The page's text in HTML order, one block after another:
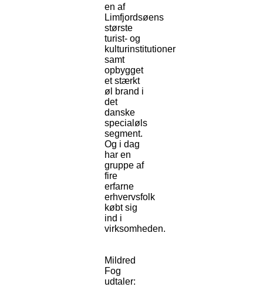
en af
Limfjordsøens
største
turist- og
kulturinstitutioner
samt
opbygget
et stærkt
øl brand i
det
danske
specialøls
segment.
Og i dag
har en
gruppe af
fire
erfarne
erhvervsfolk
købt sig
ind i
virksomheden.
Mildred
Fog
udtaler: